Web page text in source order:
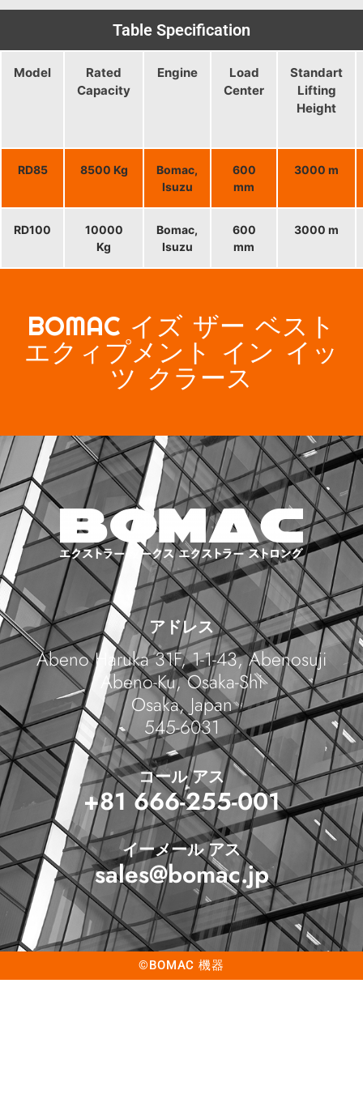
Table Specification
Model
Rated
Capacity
Engine
Load
Center
Standart
Lifting
Height
RD85 8500 Kg
Bomac,
Isuzu
600
mm
3000 m
RD100
10000
Kg
Bomac,
Isuzu
600
mm
3000 m
BOMAC イズ ザー ベスト
エクィプメント イン イッ
ツ クラース
アドレス
Abeno Haruka 31F, 1-1-43, Abenosuji
Abeno-Ku, Osaka-Shi
Osaka, Japan
545-6031
コール アス
+81 666-255-001
イーメール アス
sales@bomac.jp
©BOMAC 機器